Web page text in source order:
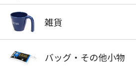
雑貨
バッグ・その他小物